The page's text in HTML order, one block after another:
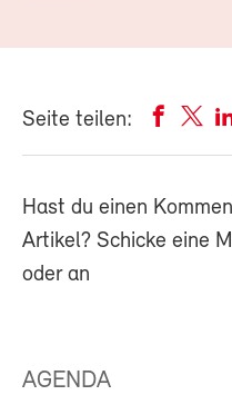
Seite teilen:
Hast du einen
Artikel? Schicke eine
oder an
AGENDA